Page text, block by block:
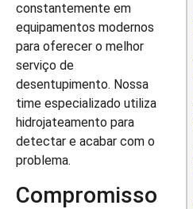
constantemente em
equipamentos modernos
para oferecer o melhor
serviço de
desentupimento. Nossa
time especializado utiliza
hidrojateamento para
detectar e acabar com o
problema.
Compromisso